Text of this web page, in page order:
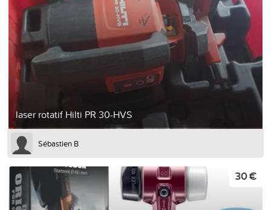
laser rotatif Hilti PR 30-HVS
Sébastien B
30 €